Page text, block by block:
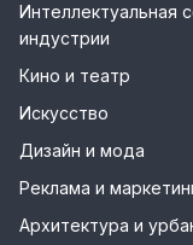
Интеллектуальная
индустрии
Кино и театр
Искусство
Дизайн и мода
Реклама и
Архитектура и